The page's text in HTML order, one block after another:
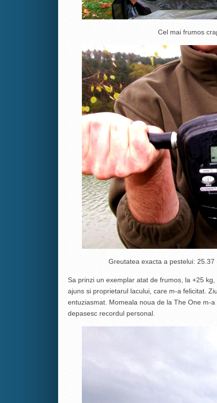
Cel mai frumos
Greutatea exacta a pestelui:
Sa prinzi un exemplar atat de frumos, la +25
ajuns si proprietarul lacului, care m-a felicitat.
entuziasmat. Momeala noua de la The One m-
depasesc recordul personal.